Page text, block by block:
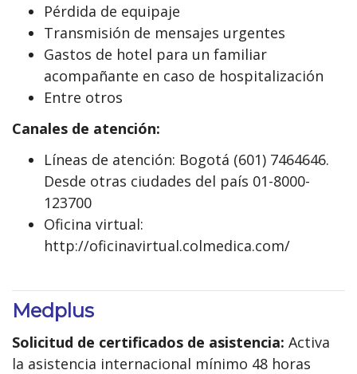
Pérdida de equipaje
Transmisión de mensajes urgentes
Gastos de hotel para un familiar
acompañante en caso de hospitalización
Entre otros
Canales de atención:
Líneas de atención: Bogotá (601) 7464646.
Desde otras ciudades del país 01-8000-
123700
Oficina virtual:
http://oficinavirtual.colmedica.com/
Medplus
Solicitud de certificados de asistencia: Activa
la asistencia internacional mínimo 48 horas